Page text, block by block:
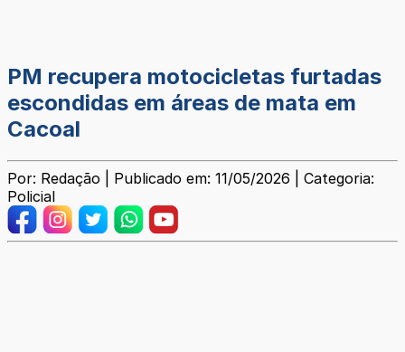
PM recupera motocicletas furtadas
escondidas em áreas de mata em
Cacoal
Por: Redação | Publicado em: 11/05/2026 | Categoria:
Policial